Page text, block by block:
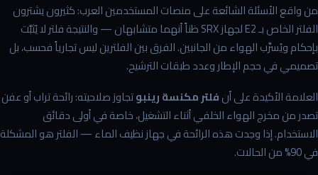
من واقع الأسئلة الشائعة على منصات المستخدمين العرب: كثيرون يشترون
الفلتر الخاص بـ E2 لجهاز SRX ظناً أنهما متشابهان — والنتيجة فلتر لا يُثبَّت
بإحكام ويُسرِّب الهواء من الجانبين. الفرق بين الفلترين ليس تجارياً فحسب، بل
تصميمي في حجم الإطار وعدد طبقات الترشيح.
العلامة الأكيدة على أنفلتر مكنسة رينبوتجاوز صلاحيته: رائحة تراب أو عفن
تصدر من مخرج الهواء الخلفي أثناء التشغيل، خاصة في أولى دقائق
الاستخدام. إذا وجدت هذه الرائحة في جهاز نظيف الماء — الفلتر هو المشكلة
في 90% من الحالات.